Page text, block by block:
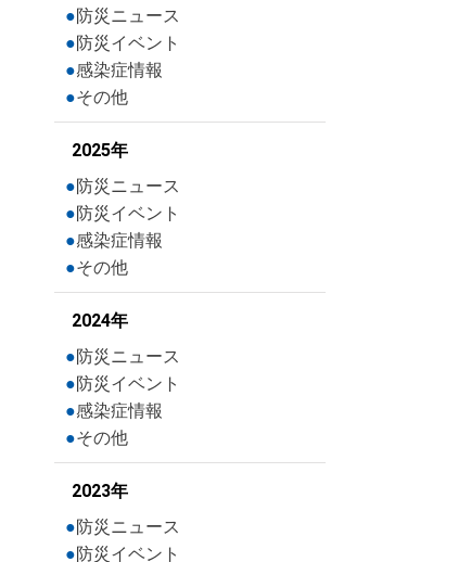
防災ニュース
防災イベント
感染症情報
その他
2025年
防災ニュース
防災イベント
感染症情報
その他
2024年
防災ニュース
防災イベント
感染症情報
その他
2023年
防災ニュース
防災イベント